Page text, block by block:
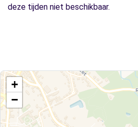
deze tijden niet beschikbaar.
+
−